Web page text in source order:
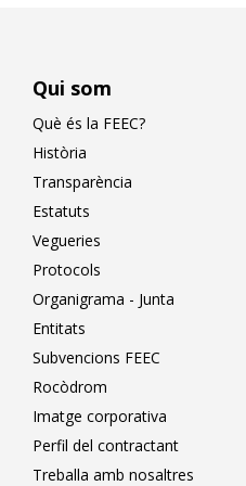
Qui som
Què és la FEEC?
Història
Transparència
Estatuts
Vegueries
Protocols
Organigrama - Junta
Entitats
Subvencions FEEC
Rocòdrom
Imatge corporativa
Perfil del contractant
Treballa amb nosaltres